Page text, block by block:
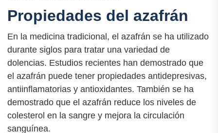
Propiedades del azafrán
En la medicina tradicional, el azafrán se ha utilizado
durante siglos para tratar una variedad de
dolencias. Estudios recientes han demostrado que
el azafrán puede tener propiedades antidepresivas,
antiinflamatorias y antioxidantes. También se ha
demostrado que el azafrán reduce los niveles de
colesterol en la sangre y mejora la circulación
sanguínea.